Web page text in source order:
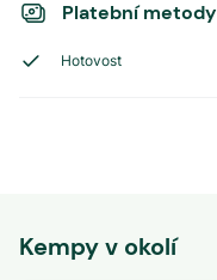
Platební metody
Hotovost
Kempy v okolí